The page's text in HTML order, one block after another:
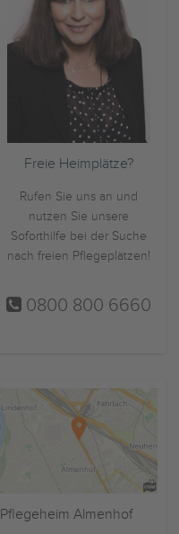
Freie Heimplätze?
Rufen Sie uns an und
nutzen Sie unsere
Soforthilfe bei der Suche
nach freien Pflegeplätzen!
0800 800 6660
Pflegeheim Almenhof